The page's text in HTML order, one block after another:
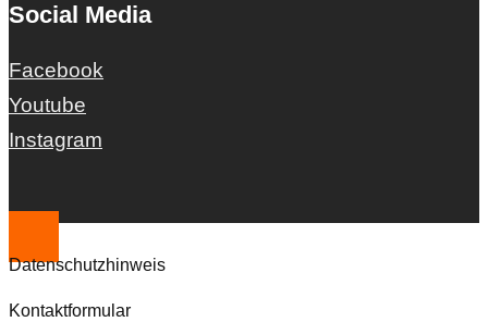
Social Media
Facebook
Youtube
Instagram
Datenschutzhinweis
Kontaktformular